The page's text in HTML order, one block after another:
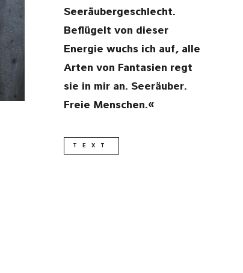
Seeräubergeschlecht.
Beflügelt von dieser
Energie wuchs ich auf, alle
Arten von Fantasien regt
sie in mir an. Seeräuber.
Freie Menschen.«
TEXT